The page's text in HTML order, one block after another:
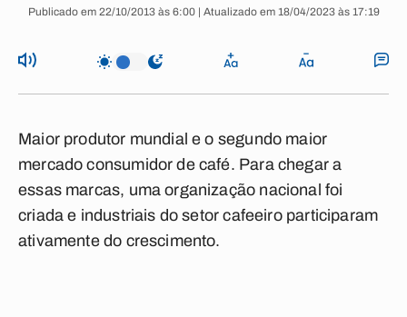
Publicado em 22/10/2013 às 6:00 | Atualizado em 18/04/2023 às 17:19
Maior produtor mundial e o segundo maior
mercado consumidor de café. Para chegar a
essas marcas, uma organização nacional foi
criada e industriais do setor cafeeiro participaram
ativamente do crescimento.